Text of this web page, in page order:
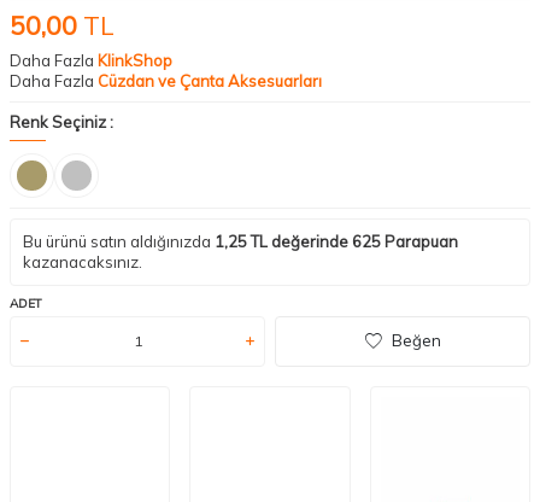
50,00 TL
Daha Fazla KlinkShop
Daha Fazla Cüzdan ve Çanta Aksesuarları
Renk Seçiniz :
Bu ürünü satın aldığınızda 1,25TL değerinde 625Parapuan
kazanacaksınız.
ADET
Beğen